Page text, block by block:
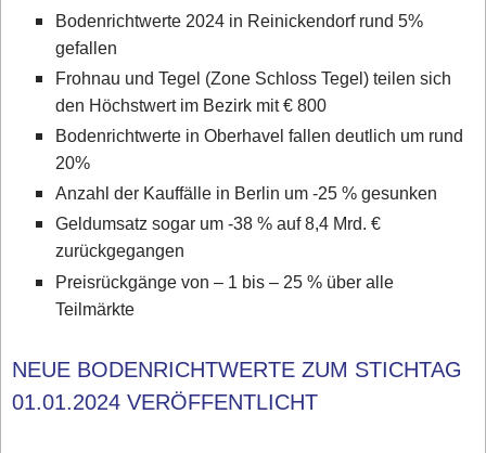
Bodenrichtwerte 2024 in Reinickendorf rund 5%
gefallen
Frohnau und Tegel (Zone Schloss Tegel) teilen sich
den Höchstwert im Bezirk mit € 800
Bodenrichtwerte in Oberhavel fallen deutlich um rund
20%
Anzahl der Kauffälle in Berlin um -25 % gesunken
Geldumsatz sogar um -38 % auf 8,4 Mrd. €
zurückgegangen
Preisrückgänge von – 1 bis – 25 % über alle
Teilmärkte
NEUE BODENRICHTWERTE ZUM STICHTAG
01.01.2024 VERÖFFENTLICHT